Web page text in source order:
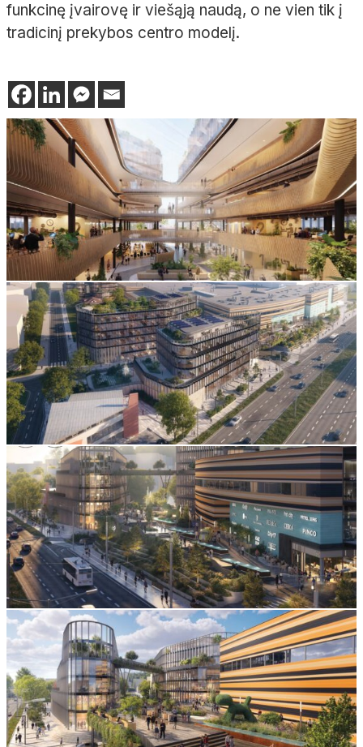
funkcinę įvairovę ir viešąją naudą, o ne vien tik į
tradicinį prekybos centro modelį.